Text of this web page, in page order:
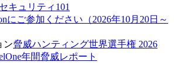
キュリティ101
にご参加ください（2026年10月20日～
ン脅威ハンティング世界選手権 2026
年間脅威レポート